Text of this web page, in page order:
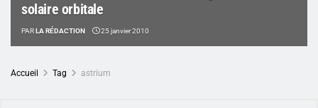
solaire orbitale
PARLA RÉDACTION 25 janvier 2010
Accueil Tag astrium